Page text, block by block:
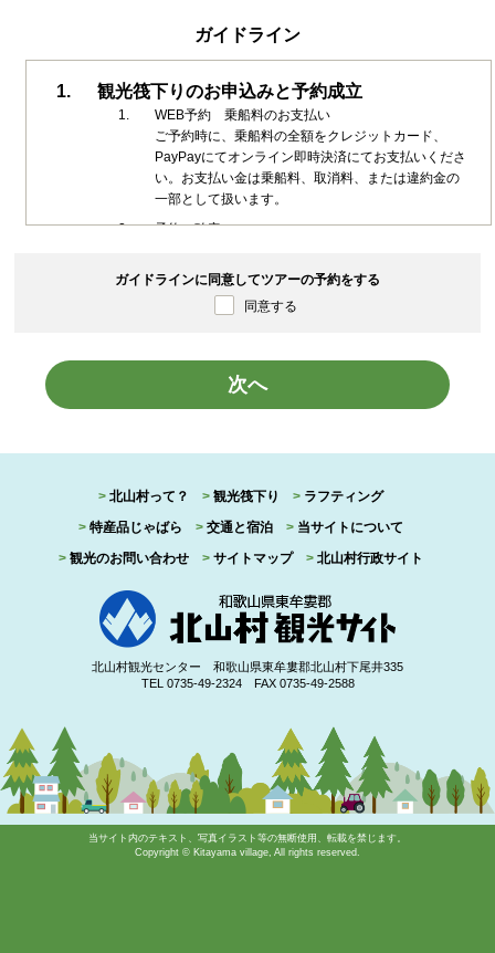
ガイドライン
観光筏下りのお申込みと予約成立
WEB予約 乗船料のお支払い
ご予約時に、乗船料の全額をクレジットカード、
PayPayにてオンライン即時決済にてお支払いくださ
い。お支払い金は乗船料、取消料、または違約金の
一部として扱います。
予約の確定
料を受領し予約者が予約番号を受領し確認した時点
で予約が確定します。
ご予約内容はお客様からのキャンセルお申し出があ
乗船料（2025年～）
乗船料金は、乗船日を基準に以下の通り適用されま
大人料金7,700円／人（税込）
お申込み条件と参加資格
参加条件
方、当日飲酒されている方は乗船をお断りいたしま
す。
15歳以下の方が単独で申し込む場合、保護者の同意
書が必要です。
北山村の業務上の都合により、お申し込みをお断り
する場合があります。
乗船料のお支払い
ご予約時にクレジットカードもしくはPayPayにてオ
ンライン即時決済をお願いいたします。
ガイドラインに同意してツアーの予約をする
同意する
次へ
北山村って？ 観光筏下り
ラフティング
特産品じゃばら
交通と宿泊
当サイトについて
観光のお問い合わせ
サイトマップ 北山村行政サイト
北山村観光センター 和歌山県東牟婁郡北山村下尾井335
TEL 0735-49-2324 FAX 0735-49-2588
当サイト内のテキスト、写真イラスト等の無断使用、転載を禁じます。
Copyright © Kitayama village, All rights reserved.